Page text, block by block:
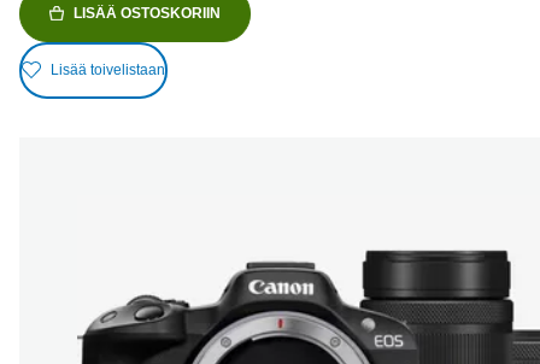
LISÄÄ OSTOSKORIIN
Lisää toivelistaan